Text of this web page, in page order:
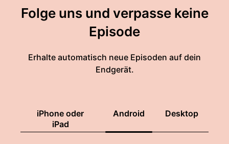
Folge uns und verpasse keine
Episode
Erhalte automatisch neue Episoden auf dein
Endgerät.
iPhone oder
iPad
Android Desktop